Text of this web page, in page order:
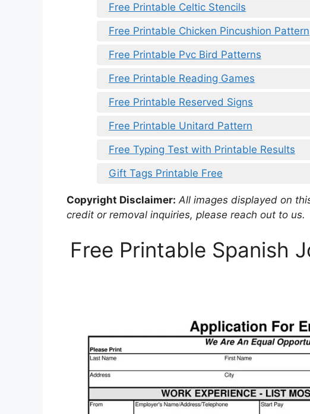
Free Printable Celtic Stencils
Free Printable Chicken Pincushion Pattern
Free Printable Pvc Bird Patterns
Free Printable Reading Games
Free Printable Reserved Signs
Free Printable Unitard Pattern
Free Typing Test with Printable Results
Gift Tags Printable Free
Copyright Disclaimer: All images displayed on
credit or removal inquiries, please reach out to us.
Free Printable Spanish